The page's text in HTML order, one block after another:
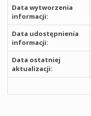
Data wytworzenia
informacji:
Data udostępnienia
informacji:
Data ostatniej
aktualizacji: